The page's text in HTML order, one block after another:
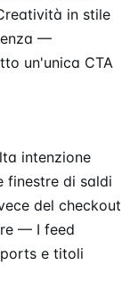
in stile
—
un'unica CTA
intenzione
finestre di saldi
del checkout
— I feed
e titoli